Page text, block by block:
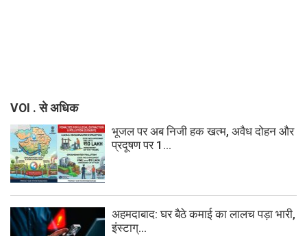
VOI . से अधिक
भूजल पर अब निजी हक खत्म, अवैध दोहन और
प्रदूषण पर 1...
अहमदाबाद: घर बैठे कमाई का लालच पड़ा भारी,
इंस्टाग्...